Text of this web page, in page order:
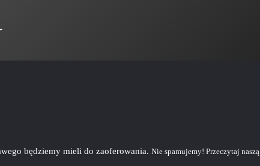
będziemy mieli do zaoferowania. Nie spamujemy! Przeczytaj naszą